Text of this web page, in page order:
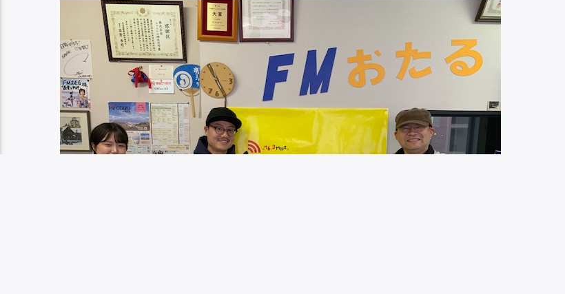
ー
ヤ
ー
ュ
ム
節
に
上